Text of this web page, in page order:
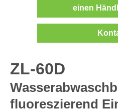
einen
ZL-60D
fluoreszierend